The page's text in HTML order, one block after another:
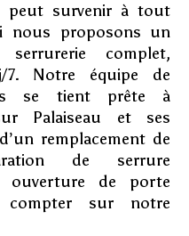
peut survenir à tout
nous proposons un
serrurerie complet,
7. Notre équipe de
se tient prête à
Palaiseau et ses
remplacement de
de serrure
ouverture de porte
compter sur notre